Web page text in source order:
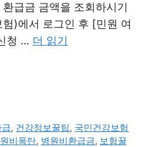
급금 금액을 조회하시기
)에서 로그인 후 [민원 여
청 … 더 읽기
, 건강정보꿀팁, 국민건강보험
비폭탄, 병원비환급금, 보험꿀